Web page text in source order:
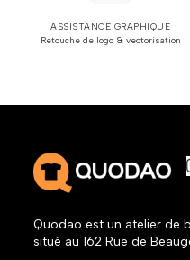
ASSISTANCE GRAPHIQUE
Retouche de logo & vectorisation
Quodao est un atelier de
situé au 162 Rue de